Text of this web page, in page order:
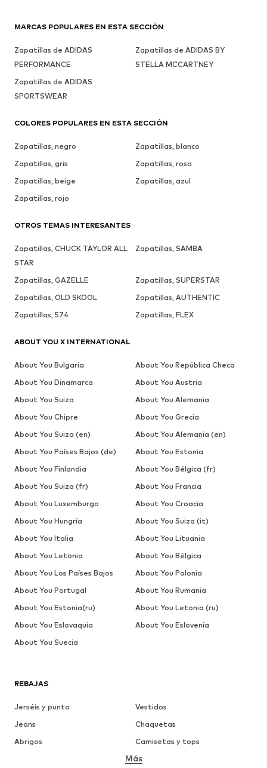
REBAJAS
Jerséis y punto
Vestidos
Jeans
Chaquetas
Abrigos
Camisetas y tops
Ropa interior
Más
MARCAS POPULARES EN ESTA SECCIÓN
Zapatillas de ADIDAS
PERFORMANCE
Zapatillas de ADIDAS BY
STELLA MCCARTNEY
Zapatillas de ADIDAS
SPORTSWEAR
COLORES POPULARES EN ESTA SECCIÓN
Zapatillas, negro
Zapatillas, blanco
Zapatillas, gris
Zapatillas, rosa
Zapatillas, beige
Zapatillas, azul
Zapatillas, rojo
OTROS TEMAS INTERESANTES
Zapatillas, CHUCK TAYLOR ALL
STAR
Zapatillas, SAMBA
Zapatillas, GAZELLE
Zapatillas, SUPERSTAR
Zapatillas, OLD SKOOL
Zapatillas, AUTHENTIC
Zapatillas, 574
Zapatillas, FLEX
ABOUT YOU X INTERNATIONAL
About You Bulgaria
About You República Checa
About You Dinamarca
About You Austria
About You Suiza
About You Alemania
About You Chipre
About You Grecia
About You Suiza (en)
About You Alemania (en)
About You Países Bajos (de)
About You Estonia
About You Finlandia
About You Bélgica (fr)
About You Suiza (fr)
About You Francia
About You Luxemburgo
About You Croacia
About You Hungría
About You Suiza (it)
About You Italia
About You Lituania
About You Letonia
About You Bélgica
About You Los Países Bajos
About You Polonia
About You Portugal
About You Rumania
About You Estonia(ru)
About You Letonia (ru)
About You Eslovaquia
About You Eslovenia
About You Suecia